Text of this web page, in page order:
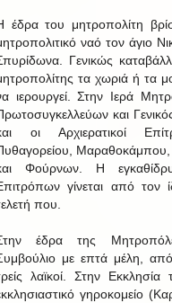
έδρα του μητροπολίτη
ναό τον άγιο
Γενικώς
τα χωριά ή τα
ιερουργεί. Στην Ιερά
και
οι Αρχιερατικοί
Φούρνων. Η
γίνεται από τον
που.
έδρα της
με επτά μέλη, από
λαϊκοί. Στην
γηροκομείο